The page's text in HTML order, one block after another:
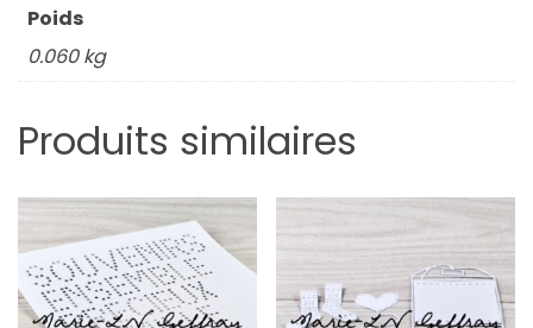
Poids
0.060 kg
Produits similaires